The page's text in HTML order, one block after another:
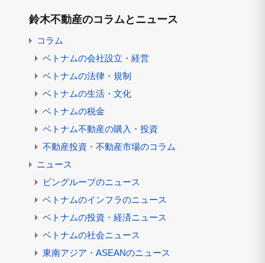
鈴木不動産のコラムとニュース
コラム
ベトナムの会社設立・経営
ベトナムの法律・規制
ベトナムの生活・文化
ベトナムの税金
ベトナム不動産の購入・投資
不動産投資・不動産市場のコラム
ニュース
ビングループのニュース
ベトナムのインフラのニュース
ベトナムの投資・経済ニュース
ベトナムの社会ニュース
東南アジア・ASEANのニュース